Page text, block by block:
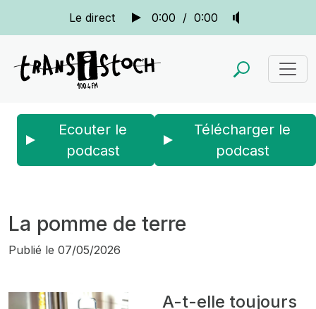
Le direct 0:00 / 0:00
Ecouter le
podcast
Télécharger le
podcast
La pomme de terre
Publié le 07/05/2026
A-t-elle toujours